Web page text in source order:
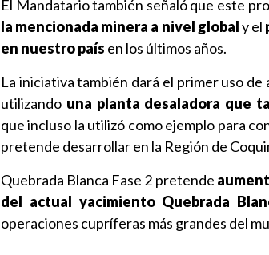
El Mandatario también señaló que este
la mencionada minera a nivel globaly el
en nuestro país en los últimos años.
La iniciativa también dará el primer uso de
utilizando una planta desaladora que
que incluso la utilizó como ejemplo para
pretende desarrollar en la Región de
Quebrada Blanca Fase 2 pretende
del actual yacimiento Quebrada
operaciones cupríferas más grandes del